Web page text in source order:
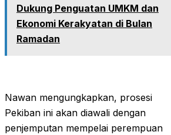
Dukung Penguatan UMKM dan
Ekonomi Kerakyatan di Bulan
Ramadan
Nawan mengungkapkan, prosesi
Pekiban ini akan diawali dengan
penjemputan mempelai perempuan